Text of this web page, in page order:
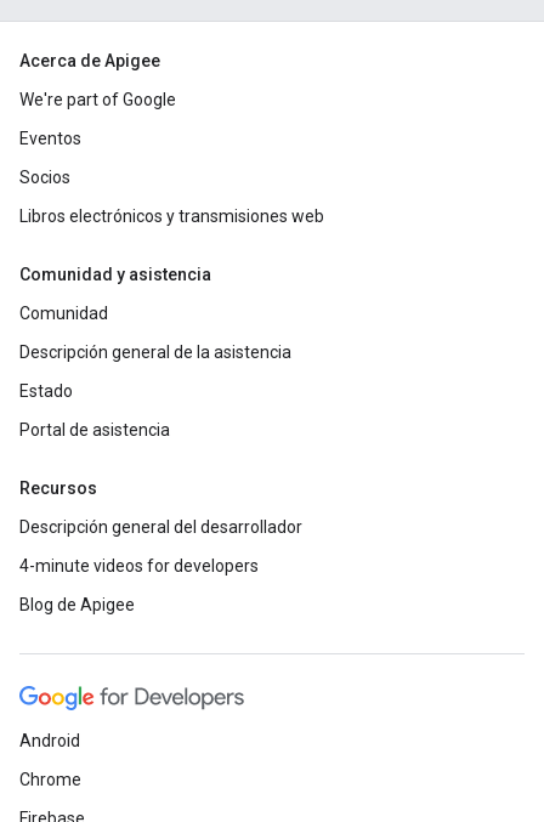
Acerca de Apigee
We're part of Google
Eventos
Socios
Libros electrónicos y transmisiones web
Comunidad y asistencia
Comunidad
Descripción general de la asistencia
Estado
Portal de asistencia
Recursos
Descripción general del desarrollador
4-minute videos for developers
Blog de Apigee
Android
Chrome